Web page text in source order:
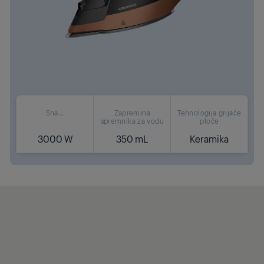
Sna...
3000 W
Zapremina
spremnika za vodu
350 mL
Tehnologija grijaće
ploče
Keramika